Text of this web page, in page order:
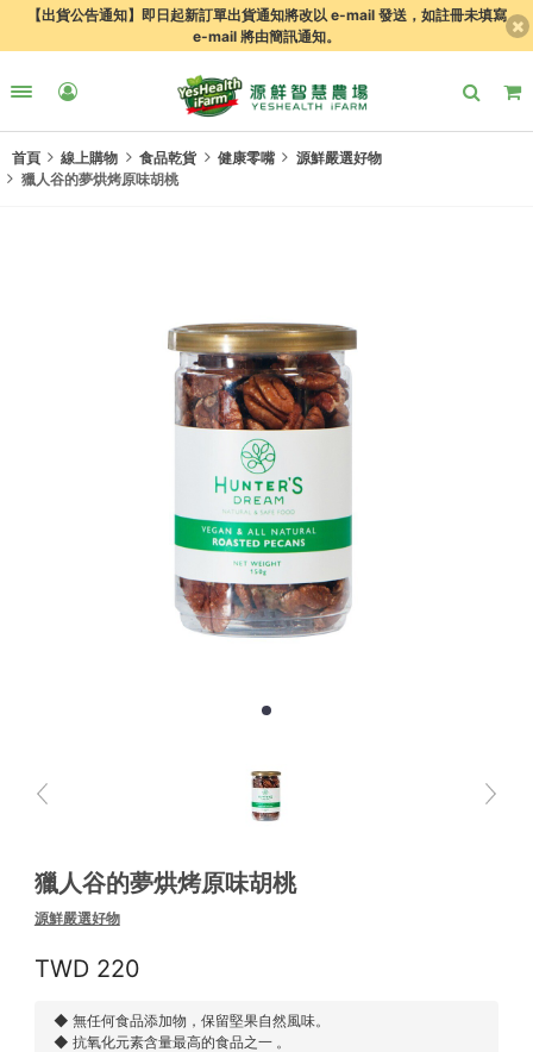
【出貨公告通知】即日起新訂單出貨通知將改以 e-mail 發送，如註冊未填寫
e-mail 將由簡訊通知。
首頁 線上購物 食品乾貨 健康零嘴
源鮮嚴選好物
獵人谷的夢烘烤原味胡桃
獵人谷的夢烘烤原味胡桃
源鮮嚴選好物
220
◆ 無任何食品添加物，保留堅果自然風味。
◆ 抗氧化元素含量最高的食品之一 。